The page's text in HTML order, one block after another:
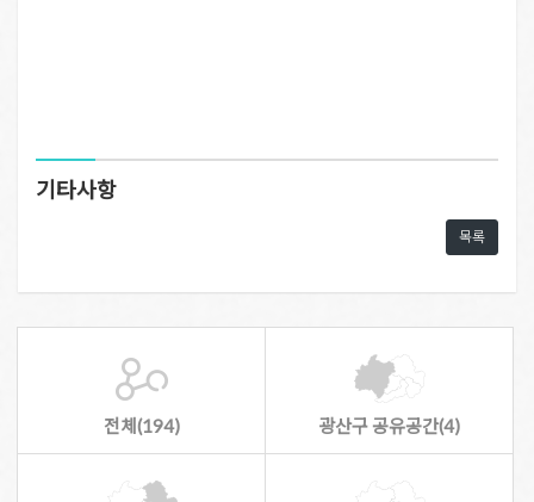
기타사항
목록
전체(194) 광산구 공유공간(4)